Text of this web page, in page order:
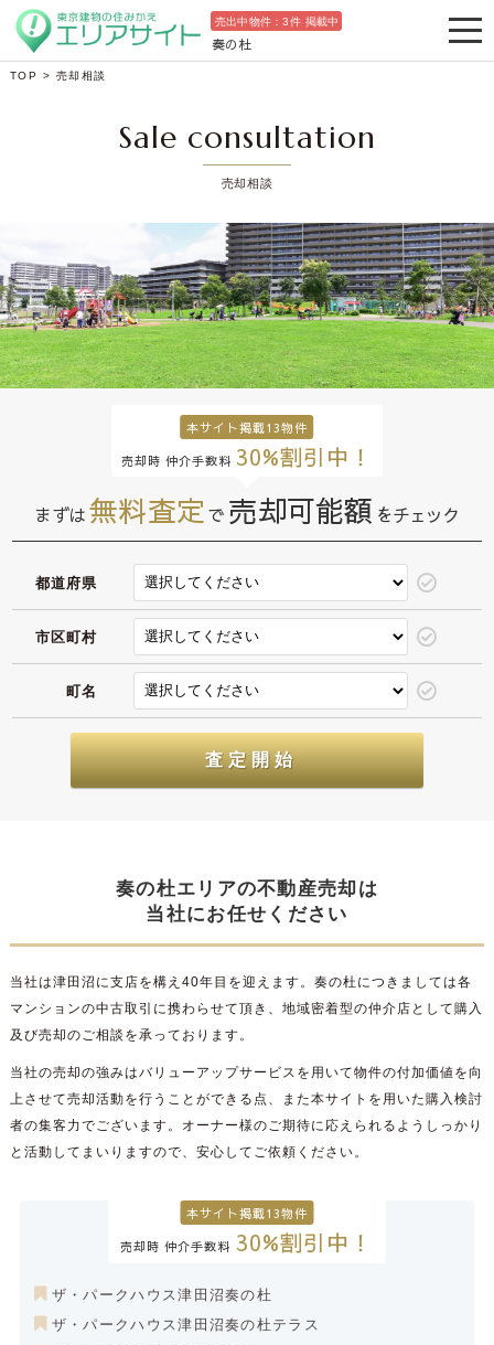
奏の杜
売出中物件：3 件 掲載中
TOP > 売却相談
Sale consultation
売却相談
本サイト掲載13物件
売却時 仲介手数料 30%割引中！
まずは無料査定で 売却可能額 をチェック
都道府県
市区町村
町名
奏の杜エリアの不動産売却は
当社にお任せください
当社は津田沼に支店を構え40年目を迎えます。奏の杜につきましては各
マンションの中古取引に携わらせて頂き、地域密着型の仲介店として購入
及び売却のご相談を承っております。
当社の売却の強みはバリューアップサービスを用いて物件の付加価値を向
上させて売却活動を行うことができる点、また本サイトを用いた購入検討
者の集客力でございます。オーナー様のご期待に応えられるようしっかり
と活動してまいりますので、安心してご依頼ください。
本サイト掲載13物件
売却時 仲介手数料 30%割引中！
ザ・パークハウス津田沼奏の杜
ザ・パークハウス津田沼奏の杜テラス